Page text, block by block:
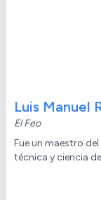
Luis Manuel
El Feo
Fue un maestro
técnica y ciencia